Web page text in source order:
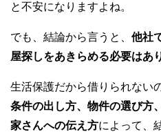
と不安になりますよね。
でも、結論から言うと、 他社
屋探しをあきらめる必要はあ
生活保護だから借りられない
条件の出し方、物件の選び方
家さんへの伝え方によって、